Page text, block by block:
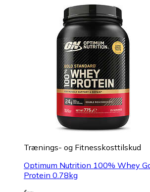
Trænings- og Fitnesskosttilskud
Optimum Nutrition 100% Whey
Protein 0.78kg